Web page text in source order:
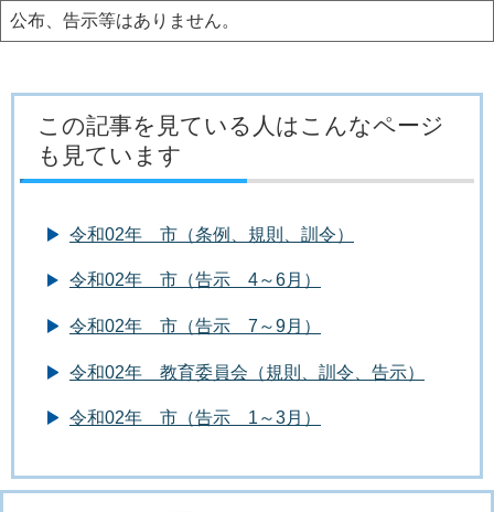
公布、告示等はありません。
この記事を見ている人はこんなページ
も見ています
令和02年 市（条例、規則、訓令）
令和02年 市（告示 4～6月）
令和02年 市（告示 7～9月）
令和02年 教育委員会（規則、訓令、告示）
令和02年 市（告示 1～3月）